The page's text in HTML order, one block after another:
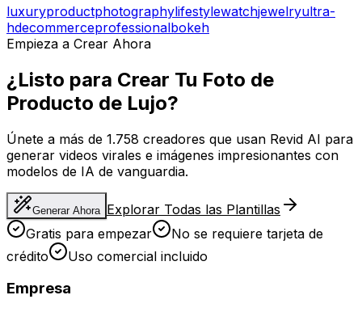
luxuryproductphotographylifestylewatchjewelryultra-
hdecommerceprofessionalbokeh
Empieza a Crear Ahora
¿Listo para Crear Tu Foto de
Producto de Lujo?
Únete a más de 1.758 creadores que usan Revid AI para
generar videos virales e imágenes impresionantes con
modelos de IA de vanguardia.
Generar Ahora Explorar Todas las Plantillas
Gratis para empezar
No se requiere tarjeta de
crédito
Uso comercial incluido
Empresa